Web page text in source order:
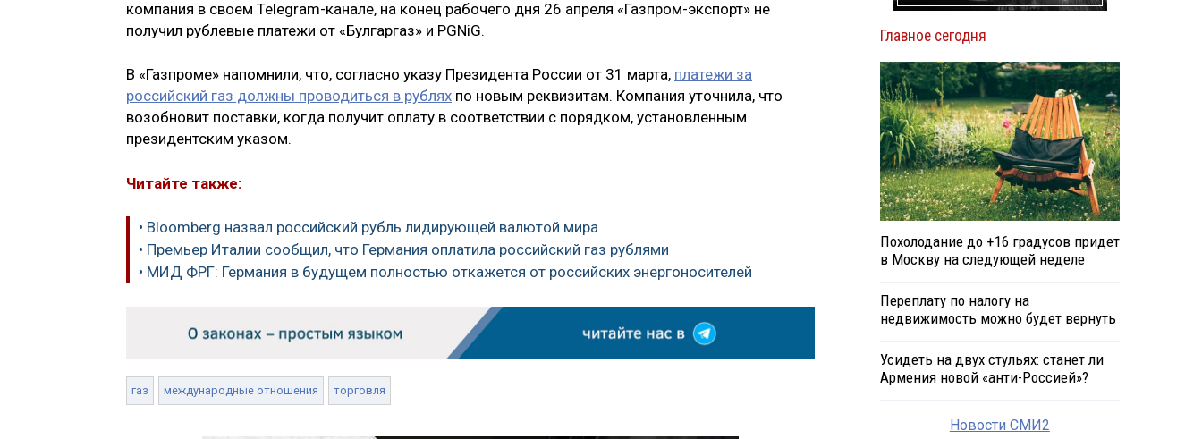
компания в своем Telegram-канале, на конец рабочего дня 26 апреля «Газпром-экспорт» не
получил рублевые платежи от «Булгаргаз» и PGNiG.
В «Газпроме» напомнили, что, согласно указу Президента России от 31 марта, платежи за
российский газ должны проводиться в рублях по новым реквизитам. Компания уточнила, что
возобновит поставки, когда получит оплату в соответствии с порядком, установленным
президентским указом.
Читайте также:
• Bloomberg назвал российский рубль лидирующей валютой мира
• Премьер Италии сообщил, что Германия оплатила российский газ рублями
• МИД ФРГ: Германия в будущем полностью откажется от российских энергоносителей
газ международные отношения торговля
Главное сегодня
Похолодание до +16 градусов придет
в Москву на следующей неделе
Переплату по налогу на
недвижимость можно будет вернуть
Усидеть на двух стульях: станет ли
Армения новой «анти-Россией»?
Новости СМИ2